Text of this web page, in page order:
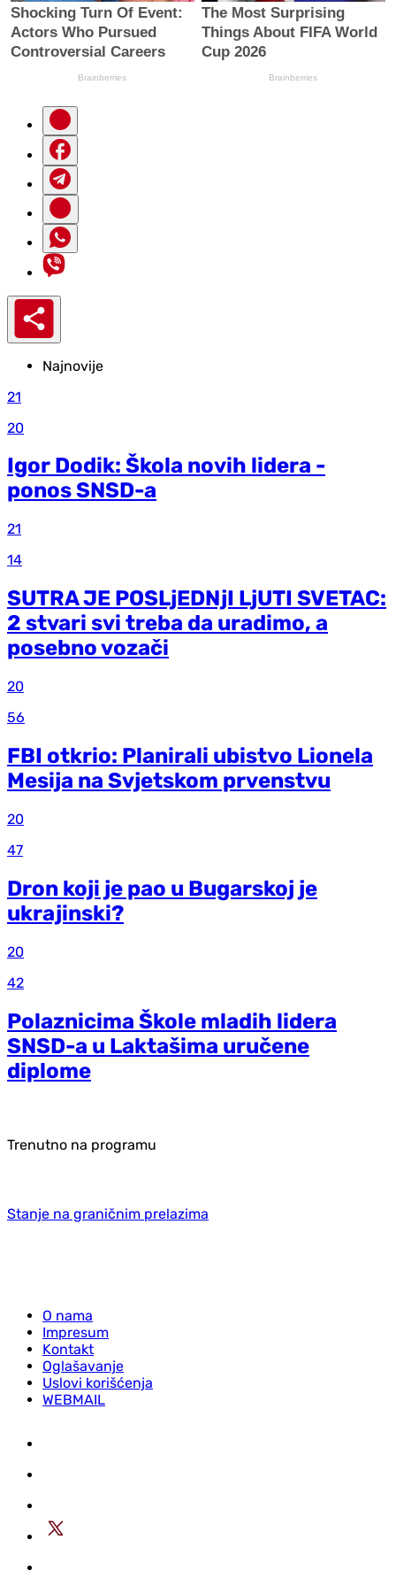
Najnovije
21
20
Igor Dodik: Škola novih lidera -
ponos SNSD-a
21
14
SUTRA JE POSLjEDNjI LjUTI SVETAC:
2 stvari svi treba da uradimo, a
posebno vozači
20
56
FBI otkrio: Planirali ubistvo Lionela
Mesija na Svjetskom prvenstvu
20
47
Dron koji je pao u Bugarskoj je
ukrajinski?
20
42
Polaznicima Škole mladih lidera
SNSD-a u Laktašima uručene
diplome
Trenutno na programu
Stanje na graničnim prelazima
O nama
Impresum
Kontakt
Oglašavanje
Uslovi korišćenja
WEBMAIL